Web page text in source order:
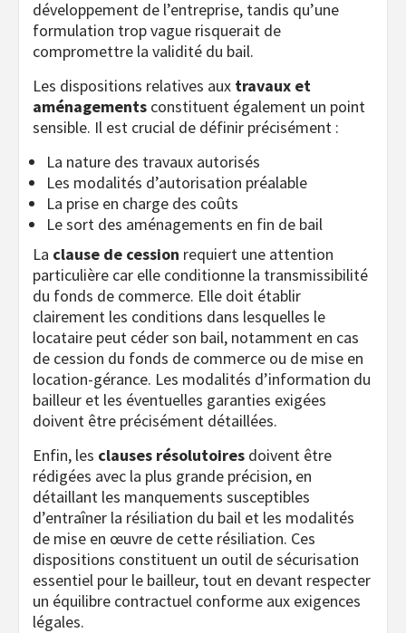
développement de l’entreprise, tandis qu’une
formulation trop vague risquerait de
compromettre la validité du bail.
Les dispositions relatives aux travaux et
aménagements constituent également un point
sensible. Il est crucial de définir précisément :
La nature des travaux autorisés
Les modalités d’autorisation préalable
La prise en charge des coûts
Le sort des aménagements en fin de bail
La clause de cession requiert une attention
particulière car elle conditionne la transmissibilité
du fonds de commerce. Elle doit établir
clairement les conditions dans lesquelles le
locataire peut céder son bail, notamment en cas
de cession du fonds de commerce ou de mise en
location-gérance. Les modalités d’information du
bailleur et les éventuelles garanties exigées
doivent être précisément détaillées.
Enfin, les clauses résolutoires doivent être
rédigées avec la plus grande précision, en
détaillant les manquements susceptibles
d’entraîner la résiliation du bail et les modalités
de mise en œuvre de cette résiliation. Ces
dispositions constituent un outil de sécurisation
essentiel pour le bailleur, tout en devant respecter
un équilibre contractuel conforme aux exigences
légales.